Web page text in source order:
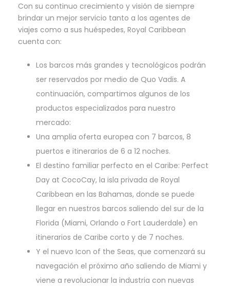
Con su continuo crecimiento y visión de siempre
brindar un mejor servicio tanto a los agentes de
viajes como a sus huéspedes, Royal Caribbean
cuenta con:
Los barcos más grandes y tecnológicos podrán
ser reservados por medio de Quo Vadis. A
continuación, compartimos algunos de los
productos especializados para nuestro
mercado:
Una amplia oferta europea con 7 barcos, 8
puertos e itinerarios de 6 a 12 noches.
El destino familiar perfecto en el Caribe: Perfect
Day at CocoCay, la isla privada de Royal
Caribbean en las Bahamas, donde se puede
llegar en nuestros barcos saliendo del sur de la
Florida (Miami, Orlando o Fort Lauderdale) en
itinerarios de Caribe corto y de 7 noches.
Y el nuevo Icon of the Seas, que comenzará su
navegación el próximo año saliendo de Miami y
viene a revolucionar la industria con nuevas